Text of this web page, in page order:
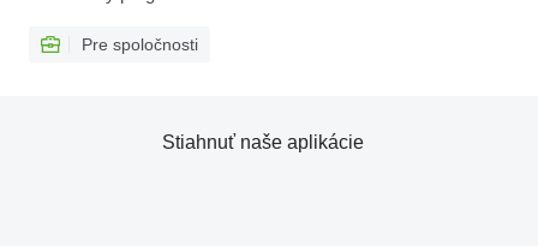
Pre spoločnosti
Stiahnuť naše aplikácie